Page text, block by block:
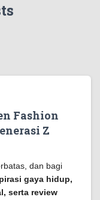
Fashion
Z
dan bagi
gaya hidup,
serta review